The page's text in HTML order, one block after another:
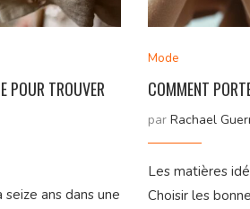
POUR TROUVER
seize ans dans une
Mode
COMMENT
parRachael
Les matières
Choisir les